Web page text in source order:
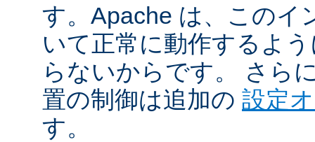
す。Apache は、このイ
いて正常に動作するよ
らないからです。 さら
置の制御は追加の 設定
す。